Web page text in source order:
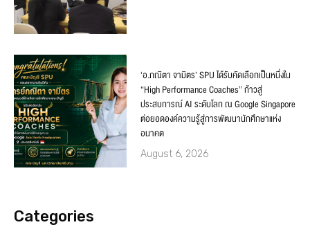
‘อ.ภณิตา จามิตร’ SPU ได้รับคัดเลือกเป็นหนึ่งใน
“High Performance Coaches” ก้าวสู่
ประสบการณ์ AI ระดับโลก ณ Google Singapore
ต่อยอดองค์ความรู้สู่การพัฒนานักศึกษาแห่ง
อนาคต
August 6, 2026
Categories